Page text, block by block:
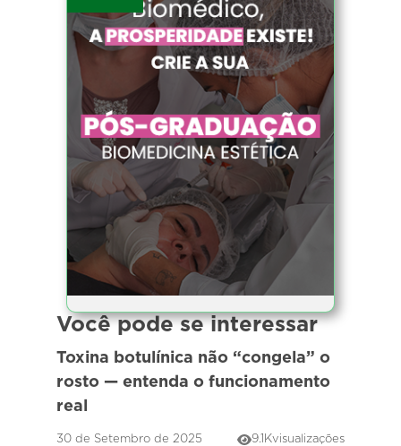
Você pode se interessar
Toxina botulínica não “congela” o
rosto — entenda o funcionamento
real
30 de Setembro de 2025 9.1Kvisualizações